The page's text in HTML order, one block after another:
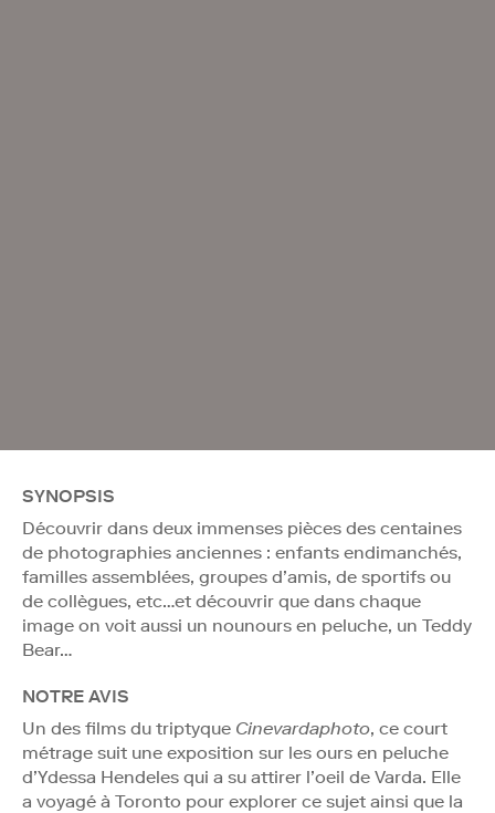
SYNOPSIS
Découvrir dans deux immenses pièces des centaines
de photographies anciennes : enfants endimanchés,
familles assemblées, groupes d’amis, de sportifs ou
de collègues, etc…et découvrir que dans chaque
image on voit aussi un nounours en peluche, un Teddy
Bear…
NOTRE AVIS
Un des films du triptyque Cinevardaphoto, ce court
métrage suit une exposition sur les ours en peluche
d’Ydessa Hendeles qui a su attirer l’oeil de Varda. Elle
a voyagé à Toronto pour explorer ce sujet ainsi que la